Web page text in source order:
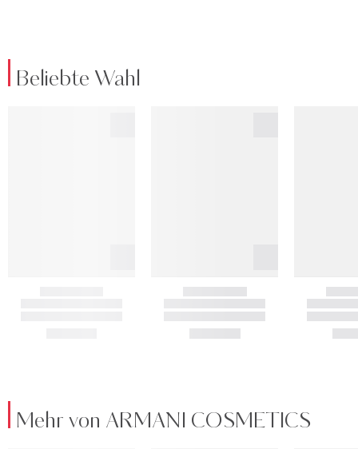
Beliebte Wahl
Mehr von ARMANI COSMETICS